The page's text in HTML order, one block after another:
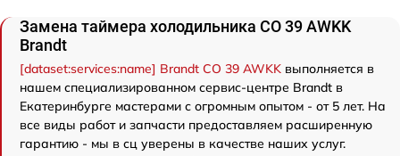
Замена таймера холодильника CO 39 AWKK
Brandt
[dataset:services:name] Brandt CO 39 AWKK выполняется в
нашем специализированном сервис-центре Brandt в
Екатеринбурге мастерами с огромным опытом - от 5 лет. На
все виды работ и запчасти предоставляем расширенную
гарантию - мы в сц уверены в качестве наших услуг.